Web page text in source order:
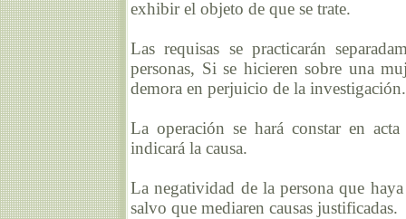
exhibir el objeto de que se trate.
Las requisas se practicarán
personas, Si se hicieren sobre una
demora en perjuicio de la investigación.
La operación se hará constar en
indicará la causa.
La negatividad de la persona que
salvo que mediaren causas justificadas.